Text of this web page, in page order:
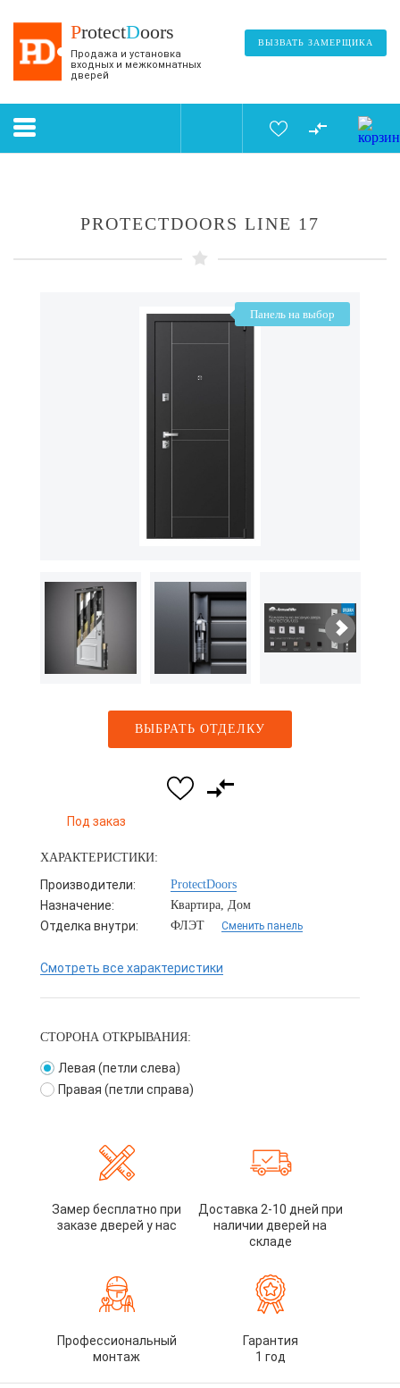
ProtectDoors
Продажа и установка
входных и межкомнатных
дверей
ВЫЗВАТЬ ЗАМЕРЩИКА
PROTECTDOORS LINE 17
Панель на выбор
ВЫБРАТЬ ОТДЕЛКУ
Под заказ
ХАРАКТЕРИСТИКИ:
Производители: ProtectDoors
Назначение: Квартира, Дом
Отделка внутри: ФЛЭТ Сменить панель
Смотреть все характеристики
СТОРОНА ОТКРЫВАНИЯ:
Левая (петли слева)
Правая (петли справа)
Замер бесплатно при
заказе дверей у нас
Доставка 2-10 дней при
наличии дверей на
складе
Профессиональный
монтаж
Гарантия
1 год